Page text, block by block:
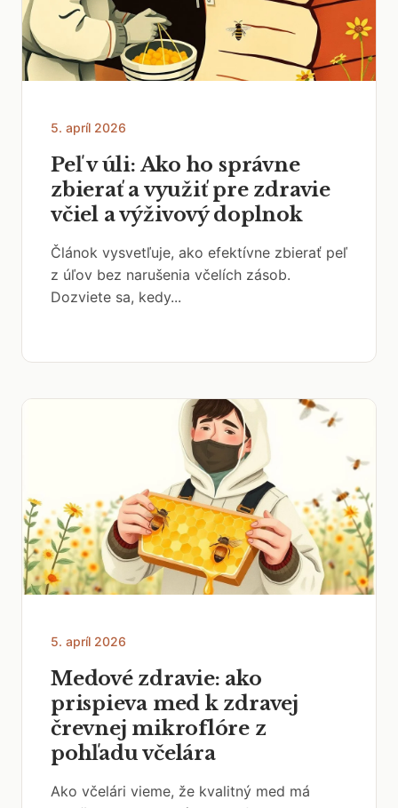
5. apríl 2026
Peľ v úli: Ako ho správne
zbierať a využiť pre zdravie
včiel a výživový doplnok
Článok vysvetľuje, ako efektívne zbierať peľ
z úľov bez narušenia včelích zásob.
Dozviete sa, kedy...
5. apríl 2026
Medové zdravie: ako
prispieva med k zdravej
črevnej mikroflóre z
pohľadu včelára
Ako včelári vieme, že kvalitný med má